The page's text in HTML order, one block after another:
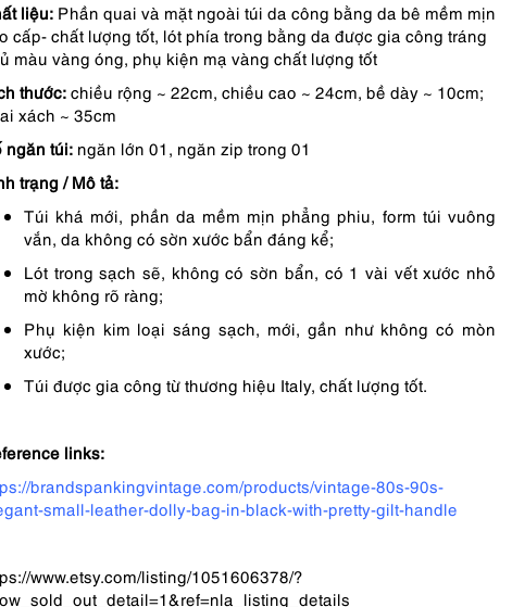
là:
3,850,000 ₫.
tại
là:
3,465,000 ₫.
liệu: Phần quai và mặt ngoài túi da công bằng da bê mềm mịn
cấp- chất lượng tốt, lót phía trong bằng da được gia công tráng
màu vàng óng, phụ kiện mạ vàng chất lượng tốt
thước:chiều rộng ~ 22cm, chiều cao ~ 24cm, bề dày ~ 10cm;
xách ~ 35cm
ngăn túi: ngăn lớn 01, ngăn zip trong 01
trạng / Mô tả:
Túi khá mới, phần da mềm mịn phẳng phiu, form túi vuông
vắn, da không có sờn xước bẩn đáng kể;
Lót trong sạch sẽ, không có sờn bẩn, có 1 vài vết xước nhỏ
mờ không rõ ràng;
Phụ kiện kim loại sáng sạch, mới, gần như không có mòn
xước;
Túi được gia công từ thương hiệu Italy, chất lượng tốt.
links:
brandspankingvintage.com/products/vintage-80s-90s-
small-leather-dolly-bag-in-black-with-pretty-gilt-handle
www.etsy.com/listing/1051606378/?